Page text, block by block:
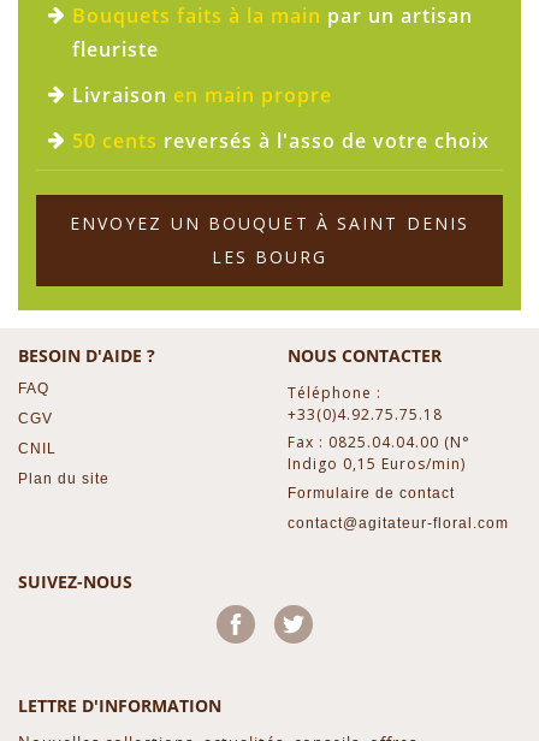
Bouquets faits à la main par un artisan
fleuriste
Livraison en main propre
50 cents reversés à l'asso de votre choix
ENVOYEZ UN BOUQUET À SAINT DENIS
LES BOURG
BESOIN D'AIDE ?
FAQ
CGV
CNIL
Plan du site
NOUS CONTACTER
Téléphone :
+33(0)4.92.75.75.18
Fax : 0825.04.04.00 (N°
Indigo 0,15 Euros/min)
Formulaire de contact
contact@agitateur-floral.com
SUIVEZ-NOUS
Facebook
LETTRE D'INFORMATION